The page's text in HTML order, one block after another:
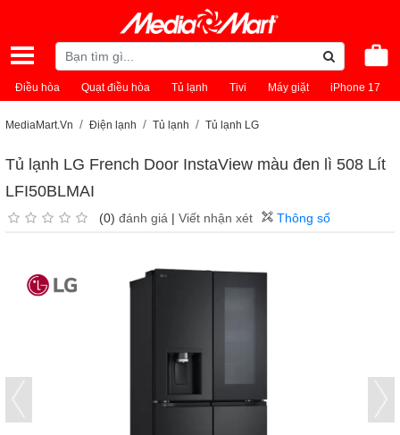
Điều hòa Quạt điều hòa Tủ lạnh Tivi Máy giặt iPhone 17
MediaMart.Vn Điện lạnh Tủ lạnh Tủ lạnh LG
Tủ lạnh LG French Door InstaView màu đen lì 508 Lít
LFI50BLMAI
(0) đánh giá | Viết nhận xét Thông số